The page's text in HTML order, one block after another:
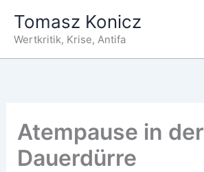
Inhalt
springen
Tomasz Konicz
Wertkritik, Krise, Antifa
Atempause in der
Dauerdürre